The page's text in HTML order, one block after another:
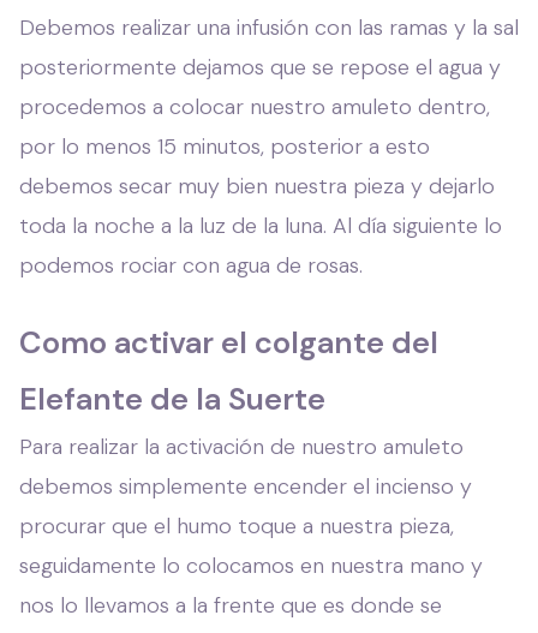
Debemos realizar una infusión con las ramas y la sal
posteriormente dejamos que se repose el agua y
procedemos a colocar nuestro amuleto dentro,
por lo menos 15 minutos, posterior a esto
debemos secar muy bien nuestra pieza y dejarlo
toda la noche a la luz de la luna. Al día siguiente lo
podemos rociar con agua de rosas.
Como activar el colgante del
Elefante de la Suerte
Para realizar la activación de nuestro amuleto
debemos simplemente encender el incienso y
procurar que el humo toque a nuestra pieza,
seguidamente lo colocamos en nuestra mano y
nos lo llevamos a la frente que es donde se